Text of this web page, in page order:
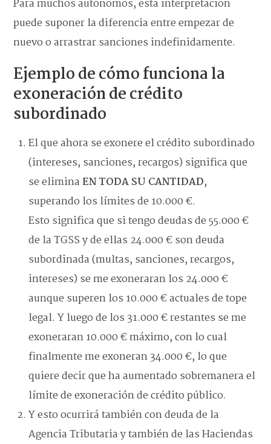
Para muchos autónomos, esta interpretación
puede suponer la diferencia entre empezar de
nuevo o arrastrar sanciones indefinidamente.
Ejemplo de cómo funciona la
exoneración de crédito
subordinado
El que ahora se exonere el crédito subordinado
(intereses, sanciones, recargos) significa que
se elimina EN TODA SU CANTIDAD,
superando los límites de 10.000 €.
Esto significa que si tengo deudas de 55.000 €
de la TGSS y de ellas 24.000 € son deuda
subordinada (multas, sanciones, recargos,
intereses) se me exoneraran los 24.000 €
aunque superen los 10.000 € actuales de tope
legal. Y luego de los 31.000 € restantes se me
exoneraran 10.000 € máximo, con lo cual
finalmente me exoneran 34.000 €, lo que
quiere decir que ha aumentado sobremanera el
límite de exoneración de crédito público.
Y esto ocurrirá también con deuda de la
Agencia Tributaria y también de las Haciendas